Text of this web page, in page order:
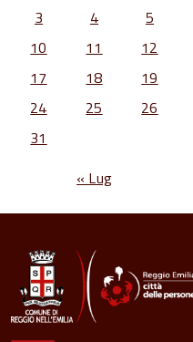
3
4 5
10
11 12
17
18 19
24
25 26
31
« Lug